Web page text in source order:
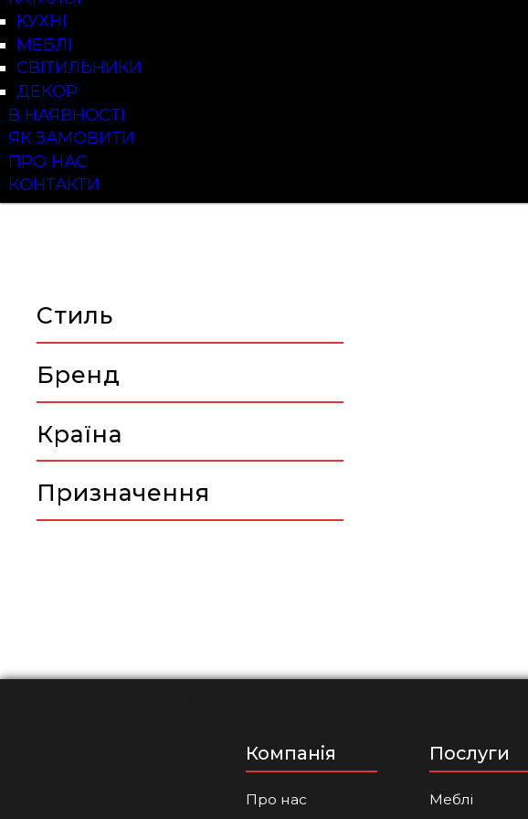
КУХНІ
МЕБЛІ
СВІТИЛЬНИКИ
ДЕКОР
В НАЯВНОСТІ
ЯК ЗАМОВИТИ
ПРО НАС
КОНТАКТИ
Стиль
Бренд
Країна
Призначення
Компанія
Про нас
Послуги
Меблі